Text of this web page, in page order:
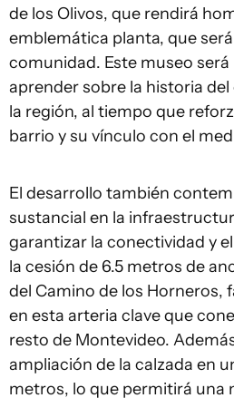
de los Olivos, que rendirá
emblemática planta, que
comunidad. Este museo
aprender sobre la historia
la región, al tiempo que
barrio y su vínculo con el
El desarrollo también
sustancial en la
garantizar la conectividad y
la cesión de 6.5 metros de
del Camino de los Horneros,
en esta arteria clave que
resto de Montevideo.
ampliación de la calzada en
metros, lo que permitirá una